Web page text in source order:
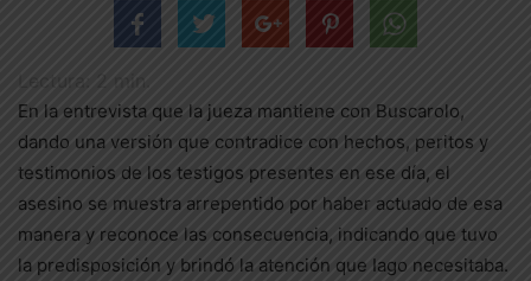
En la entrevista que la jueza mantiene con Buscarolo,
dando una versión que contradice con hechos, peritos y
testimonios de los testigos presentes en ese día, el
asesino se muestra arrepentido por haber actuado de esa
manera y reconoce las consecuencia, indicando que tuvo
la predisposición y brindó la atención que Iago necesitaba.